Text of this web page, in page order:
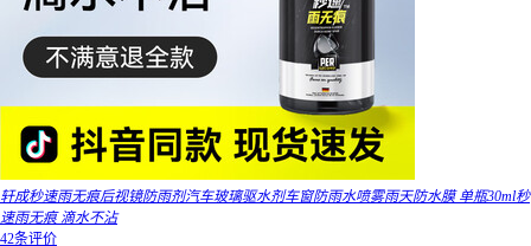
轩成秒速雨无痕后视镜防雨剂汽车玻璃驱水剂车窗防雨水喷雾雨天防水膜 单瓶30ml秒
速雨无痕 滴水不沾
42条评价